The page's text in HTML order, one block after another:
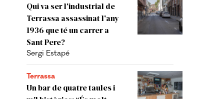
Qui va ser l'industrial de
Terrassa assassinat l'any
1936 que té un carrer a
Sant Pere?
Sergi Estapé
Terrassa
Un bar de quatre taules i